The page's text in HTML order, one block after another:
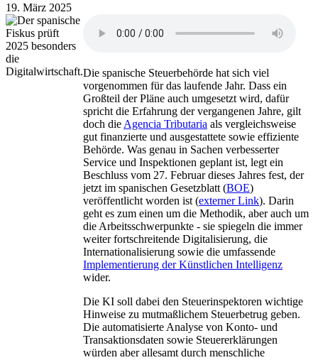
19. März 2025
Die spanische Steuerbehörde hat sich viel
vorgenommen für das laufende Jahr. Dass ein
Großteil der Pläne auch umgesetzt wird, dafür
spricht die Erfahrung der vergangenen Jahre, gilt
doch die Agencia Tributaria als vergleichsweise
gut finanzierte und ausgestattete sowie effiziente
Behörde. Was genau in Sachen verbesserter
Service und Inspektionen geplant ist, legt ein
Beschluss vom 27. Februar dieses Jahres fest, der
jetzt im spanischen Gesetzblatt (BOE)
veröffentlicht worden ist (externer Link). Darin
geht es zum einen um die Methodik, aber auch um
die Arbeitsschwerpunkte - sie spiegeln die immer
weiter fortschreitende Digitalisierung, die
Internationalisierung sowie die umfassende
Implementierung der Künstlichen Intelligenz
wider.
Die KI soll dabei den Steuerinspektoren wichtige
Hinweise zu mutmaßlichem Steuerbetrug geben.
Die automatisierte Analyse von Konto- und
Transaktionsdaten sowie Steuererklärungen
würden aber allesamt durch menschliche